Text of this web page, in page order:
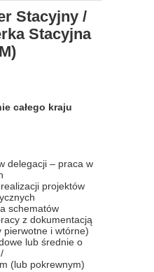
Stacyjny /
Stacyjna
całego kraju
delegacji – praca w
projektów
schematów
z dokumentacją
pierwotne i wtórne)
lub średnie o
(lub pokrewnym)